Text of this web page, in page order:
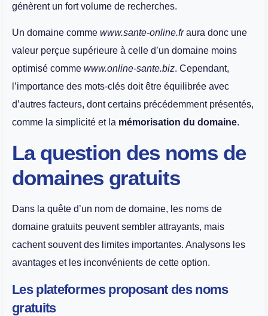
génèrent un fort volume de recherches.
Un domaine comme www.sante-online.fraura donc une
valeur perçue supérieure à celle d’un domaine moins
optimisé comme www.online-sante.biz. Cependant,
l’importance des mots-clés doit être équilibrée avec
d’autres facteurs, dont certains précédemment présentés,
comme la simplicité et la mémorisation du domaine.
La question des noms de
domaines gratuits
Dans la quête d’un nom de domaine, les noms de
domaine gratuits peuvent sembler attrayants, mais
cachent souvent des limites importantes. Analysons les
avantages et les inconvénients de cette option.
Les plateformes proposant des noms
gratuits